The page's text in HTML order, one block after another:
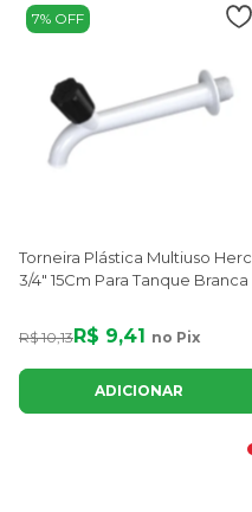
7% OFF
Torneira Plástica Multiuso Herc
3/4" 15Cm Para Tanque Branca
R$ 10,13 R$ 9,41 no Pix
ADICIONAR